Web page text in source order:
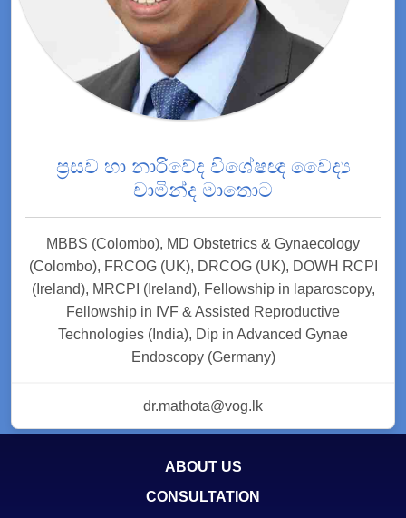
ප්‍රසව හා නාරිවේද විශේෂඥ වෛද්‍ය
චාමින්ද මාතොට
MBBS (Colombo), MD Obstetrics & Gynaecology
(Colombo), FRCOG (UK), DRCOG (UK), DOWH RCPI
(Ireland), MRCPI (Ireland), Fellowship in laparoscopy,
Fellowship in IVF & Assisted Reproductive
Technologies (India), Dip in Advanced Gynae
Endoscopy (Germany)
dr.mathota@vog.lk
ABOUT US
CONSULTATION